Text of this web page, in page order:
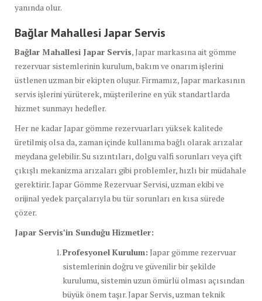
yanında olur.
Bağlar Mahallesi Japar Servis
Bağlar Mahallesi Japar Servis, Japar markasına ait gömme
rezervuar sistemlerinin kurulum, bakım ve onarım işlerini
üstlenen uzman bir ekipten oluşur. Firmamız, Japar markasının
servis işlerini yürüterek, müşterilerine en yük standartlarda
hizmet sunmayı hedefler.
Her ne kadar Japar gömme rezervuarları yüksek kalitede
üretilmiş olsa da, zaman içinde kullanıma bağlı olarak arızalar
meydana gelebilir. Su sızıntıları, dolgu valfi sorunları veya çift
çıkışlı mekanizma arızaları gibi problemler, hızlı bir müdahale
gerektirir. Japar Gömme Rezervuar Servisi, uzman ekibi ve
orijinal yedek parçalarıyla bu tür sorunları en kısa sürede
çözer.
Japar Servis’in Sunduğu Hizmetler:
Profesyonel Kurulum: Japar gömme rezervuar
sistemlerinin doğru ve güvenilir bir şekilde
kurulumu, sistemin uzun ömürlü olması açısından
büyük önem taşır. Japar Servis, uzman teknik